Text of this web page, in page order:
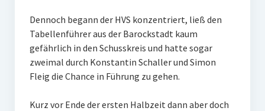
M U18
M U12
Dennoch begann der HVS konzentriert, ließ den
Tabellenführer aus der Barockstadt kaum
gefährlich in den Schusskreis und hatte sogar
zweimal durch Konstantin Schaller und Simon
Fleig die Chance in Führung zu gehen.
Kurz vor Ende der ersten Halbzeit dann aber doch